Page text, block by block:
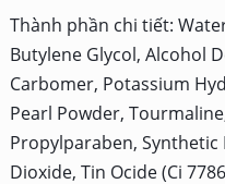
Thành phần chi tiết:
Butylene Glycol, Alcohol
Carbomer, Potassium
Pearl Powder,
Propylparaben,
Dioxide, Tin Ocide (Ci